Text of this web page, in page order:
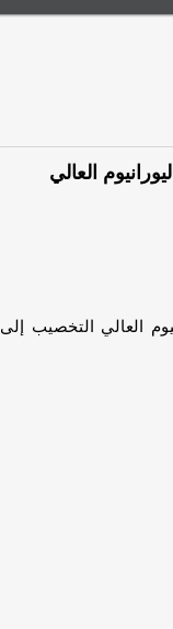
العالي
العالي التخصيب إلى